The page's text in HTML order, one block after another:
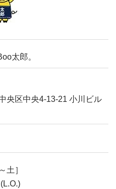
太郎。
央区中央4-13-21 小川ビル
土］